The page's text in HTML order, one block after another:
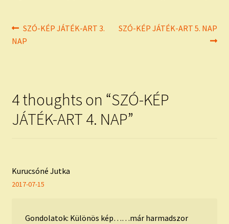
Bejegyzés
navigáció
Previous
post:
SZÓ-KÉP JÁTÉK-ART 3.
NAP
Next
SZÓ-KÉP JÁTÉK-ART 5. NAP
4 thoughts on “SZÓ-KÉP
JÁTÉK-ART 4. NAP”
Kurucsóné Jutka
2017-07-15
Gondolatok: Különös kép……már harmadszor